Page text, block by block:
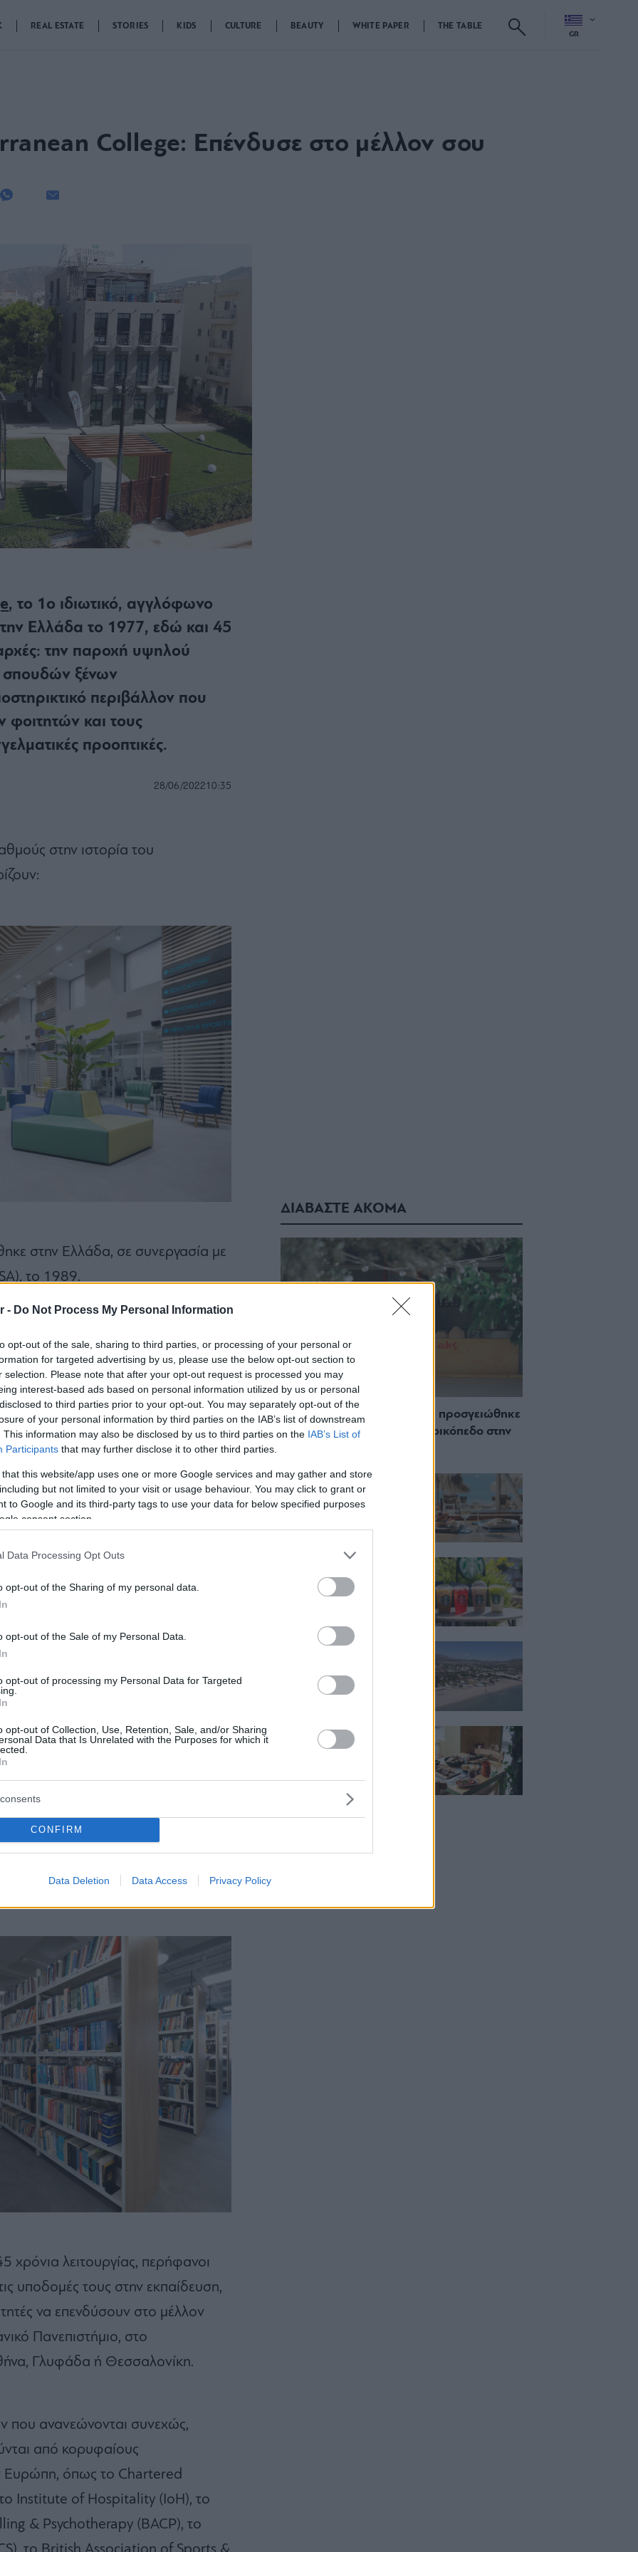
- Do Not Process My Personal Information
opt-out of the sale, sharing to third parties, or processing of your personal or
for targeted advertising by us, please use the below opt-out section to
selection. Please note that after your opt-out request is processed you may
interest-based ads based on personal information utilized by us or personal
to third parties prior to your opt-out. You may separately opt-out of the
of your personal information by third parties on the IAB’s list of downstream
This information may also be disclosed by us to third parties on the IAB’s List of
Participants that may further disclose it to other third parties.
that this website/app uses one or more Google services and may gather and store
but not limited to your visit or usage behaviour. You may click to grant or
to Google and its third-party tags to use your data for below specified purposes
consent section.
Data Processing Opt Outs
opt-out of the Sharing of my personal data.
opt-out of the Sale of my Personal Data.
opt-out of processing my Personal Data for Targeted
opt-out of Collection, Use, Retention, Sale, and/or Sharing
Data that Is Unrelated with the Purposes for which it
CONFIRM
Data Deletion Data Access Privacy Policy
REAL ESTATE STORIES KIDS CULTURE BEAUTY WHITE PAPER THE TABLE
GR
College: Επένδυσε στο μέλλον σου
, το 1ο ιδιωτικό, αγγλόφωνο
Ελλάδα το 1977, εδώ και 45
αρχές: την παροχή υψηλού
σπουδών ξένων
περιβάλλον που
φοιτητών και τους
προοπτικές.
28/06/202210:35
στην ιστορία του
στην Ελλάδα, σε συνεργασία με
το 1989.
συνεργασία Franchise με
σε σύμπραξη με το Coventry
Κέντρο Εκπαίδευσης», η
αποσκοπεί στην ανάδειξη της
φοιτητών, μέσα από
υπομνημάτων, έκδοση βιβλίων
εκθέσεις και αποστολές με
που έχουν πλαισιώσει το έργο
αυτά τα χρόνια, όπως ο Noam
(Columbia University), ο
αλλά και διακεκριμένοι
από ανεξάρτητους φορείς, που
το Mediterranean College
που τηρεί τα υψηλότερα
Accreditation Council, UK Quality
Association).
που κατέκτησε το Mediterranean
εκπαιδευτικός οργανισμός
χρόνια λειτουργίας, περήφανοι
τις υποδομές τους στην εκπαίδευση,
να επενδύσουν στο μέλλον
Πανεπιστήμιο, στο
Γλυφάδα ή Θεσσαλονίκη.
ανανεώνονται συνεχώς,
από κορυφαίους
Ευρώπη, όπως το Chartered
Institute of Hospitality (IoH), το
& Psychotherapy (BACP), το
ΔΙΑΒΑΣΤΕ ΑΚΟΜΑ
Staks: Πώς μια cool καντίνα προσγειώθηκε
(και ρίζωσε) σε ένα αθέατο οικόπεδο στην
Από brunch μέχρι δείπνο
δίπλα στο κύμα: Γιατί στο
Bolivar πας (και) για το
φαγητό του
δροσιά; Βρήκαμε το ρόφημα
που θα πίνεις όλο το
καλοκαίρι στα Starbucks
Πλαζ Βάρκιζας:
για την ιστορική πλαζ της
Αθηναϊκής Ριβιέρας
Νόστος Μεζέ: Μια σύγχρονη
ταβέρνα στη Νέα Σμύρνη